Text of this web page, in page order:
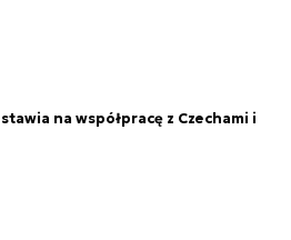
na współpracę z Czechami i